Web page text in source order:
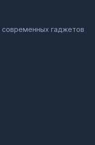
современных гаджетов